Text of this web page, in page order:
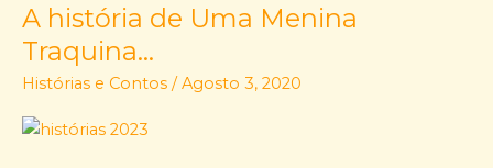
A história de Uma Menina
Traquina…
Histórias e Contos / Agosto 3, 2020
A
história
de
Uma
Menina